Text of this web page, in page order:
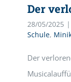
Der
28/05/2025 |
Schule,
Der